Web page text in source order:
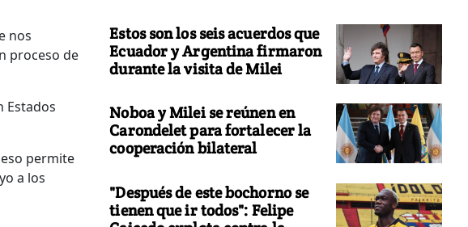
nos
proceso de
Estados
eso permite
a los
Estos son los seis acuerdos que
Ecuador y Argentina firmaron
durante la visita de Milei
Noboa y Milei se reúnen en
Carondelet para fortalecer la
cooperación bilateral
"Después de este bochorno se
tienen que ir todos": Felipe